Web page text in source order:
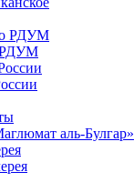
о РДУМ
РДУМ
аль-Булгар»